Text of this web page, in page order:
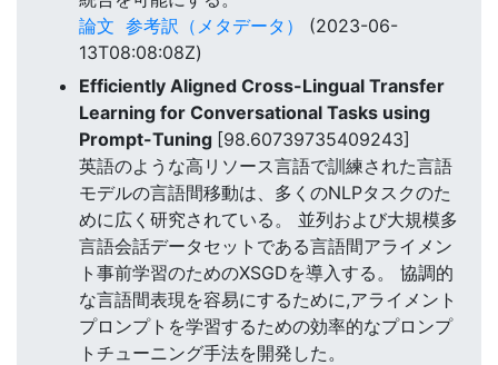
論文 参考訳（メタデータ）
(2023-06-
13T08:08:08Z)
Efficiently Aligned Cross-Lingual Transfer
Learning for Conversational Tasks using
Prompt-Tuning [98.60739735409243]
英語のような高リソース言語で訓練された言語
モデルの言語間移動は、多くのNLPタスクのた
めに広く研究されている。 並列および大規模多
言語会話データセットである言語間アライメン
ト事前学習のためのXSGDを導入する。 協調的
な言語間表現を容易にするために,アライメント
プロンプトを学習するための効率的なプロンプ
トチューニング手法を開発した。